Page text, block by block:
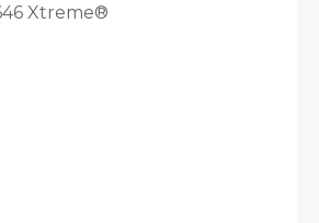
Xtreme®